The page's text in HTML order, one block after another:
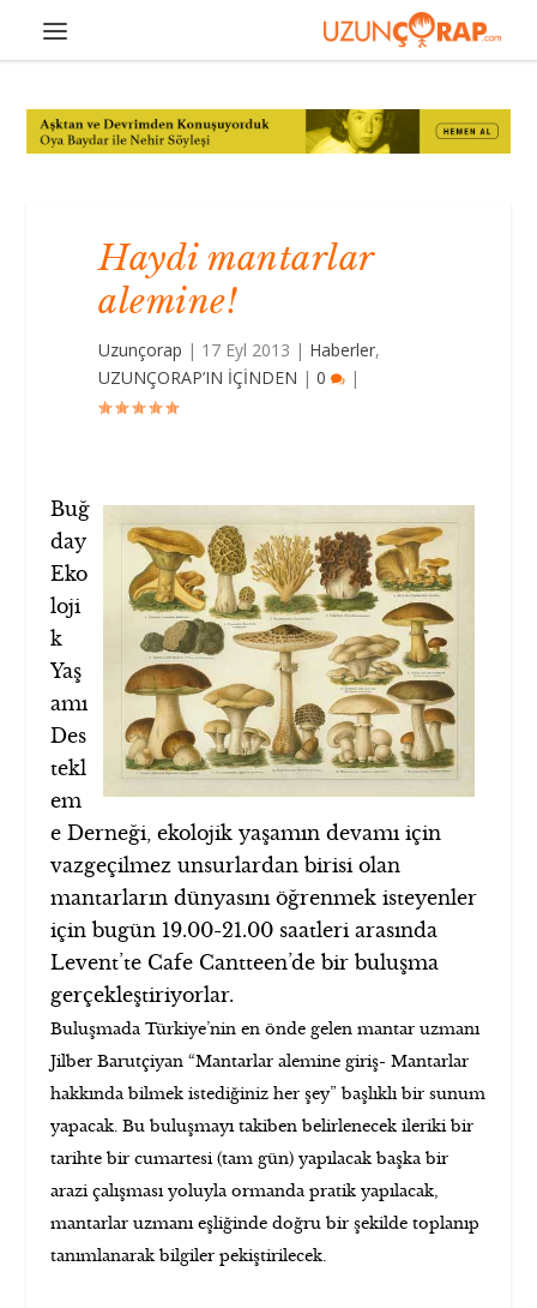
Haydi mantarlar
alemine!
Uzunçorap | 17 Eyl 2013 | Haberler,
UZUNÇORAP’IN İÇİNDEN |0 |
Buğ
day
Eko
loji
k
Yaş
amı
Des
tekl
em
e Derneği, ekolojik yaşamın devamı için
vazgeçilmez unsurlardan birisi olan
mantarların dünyasını öğrenmek isteyenler
için bugün 19.00-21.00 saatleri arasında
Levent’te Cafe Cantteen’de bir buluşma
gerçekleştiriyorlar.
Buluşmada Türkiye’nin en önde gelen mantar uzmanı
Jilber Barutçiyan “Mantarlar alemine giriş- Mantarlar
hakkında bilmek istediğiniz her şey” başlıklı bir sunum
yapacak. Bu buluşmayı takiben belirlenecek ileriki bir
tarihte bir cumartesi (tam gün) yapılacak başka bir
arazi çalışması yoluyla ormanda pratik yapılacak,
mantarlar uzmanı eşliğinde doğru bir şekilde toplanıp
tanımlanarak bilgiler pekiştirilecek.